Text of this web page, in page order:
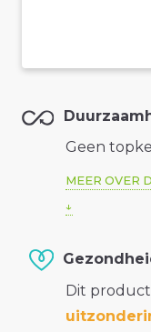
Geen
MEER OVER
Dit